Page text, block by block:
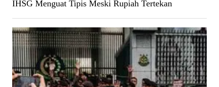
IHSG Menguat Tipis Meski Rupiah Tertekan